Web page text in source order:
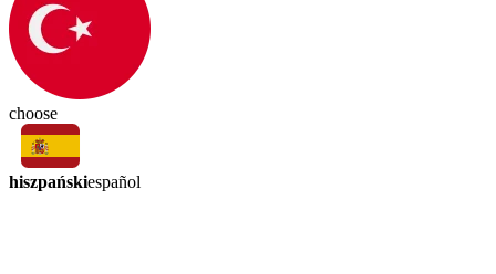
choose
hiszpańskiespañol